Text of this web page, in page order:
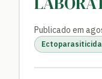
Publicado em